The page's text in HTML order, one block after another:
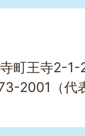
町王寺2-
2001（